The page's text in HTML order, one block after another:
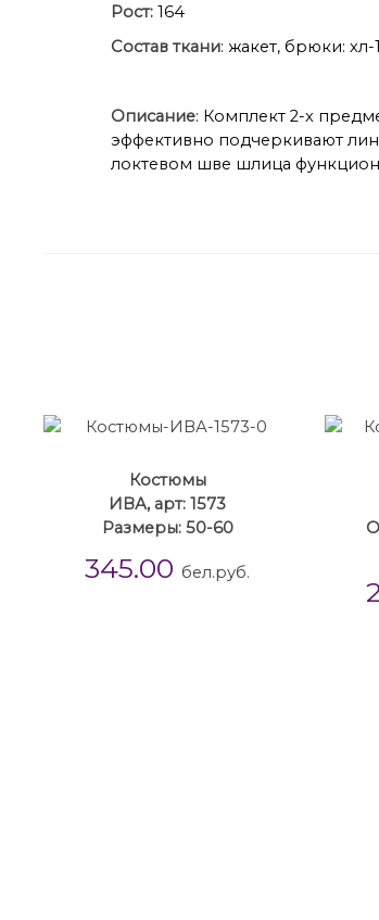
Рост: 164
Состав ткани: жакет, брюки: хл-
Описание: Комплект 2-х
эффективно подчеркивают
локтевом шве шлица
Костюмы
ИВА, арт: 1573
Размеры: 50-60
345.00 бел.руб.